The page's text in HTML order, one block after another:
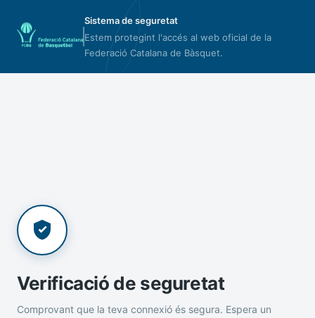
Sistema de seguretat
Estem protegint l'accés al web oficial de la
Federació Catalana de Bàsquet.
Verificació de seguretat
Comprovant que la teva connexió és segura. Espera un